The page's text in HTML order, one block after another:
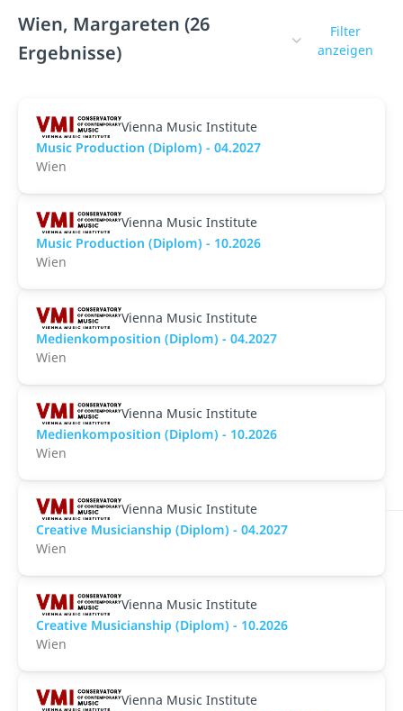
Wien, Margareten (26
Ergebnisse)
Filter
anzeigen
Vienna Music Institute
Music Production (Diplom) - 04.2027
Wien
Vienna Music Institute
Music Production (Diplom) - 10.2026
Wien
Vienna Music Institute
Medienkomposition (Diplom) - 04.2027
Wien
Vienna Music Institute
Medienkomposition (Diplom) - 10.2026
Wien
Vienna Music Institute
Creative Musicianship (Diplom) - 04.2027
Wien
Vienna Music Institute
Creative Musicianship (Diplom) - 10.2026
Wien
Vienna Music Institute